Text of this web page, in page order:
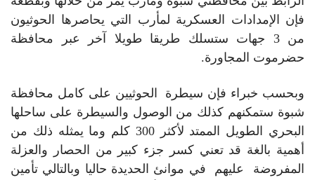
فإن الإمدادات العسكرية لمأرب التي يحاصرها الحوثيون
من 3 جهات ستسلك طريقا طويلا آخر عبر محافظة
حضرموت المجاورة.
وبحسب خبراء فإن سيطرة الحوثيين على كامل محافظة
شبوة ستمكنهم كذلك من الوصول والسيطرة على ساحلها
البحري الطويل الممتد لأكثر 300 كلم وما يمثله ذلك من
أهمية بالغة قد تعني كسر جزء كبير من الحصار والعزلة
المفروضة عليهم في موانئ الحديدة حاليا وبالتالي تأمين